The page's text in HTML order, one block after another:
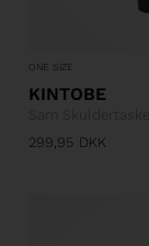
ONE SIZE
KINTOBE
Sam Skuldertaske
299,95 DKK